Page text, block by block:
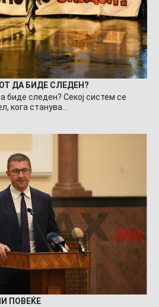
ДА БИДЕ СЛЕДЕН?
следен? Секој систем се
кога станува…
ПОВЕЌЕ